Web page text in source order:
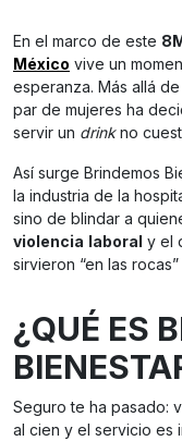
En el marco de este 8M
México vive un
esperanza. Más allá
par de mujeres ha
servir un drinkno
Así surge Brindemos
la industria de la
sino de blindar a
violencia laboral y el
sirvieron “en las
¿QUÉ ES
Seguro te ha pasado:
al cien y el servicio es